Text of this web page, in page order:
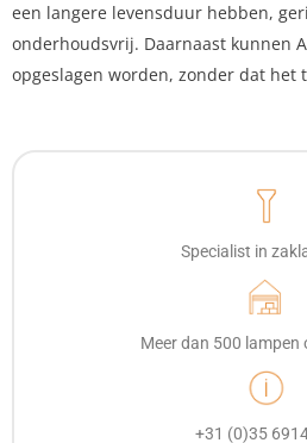
een langere levensduur hebben,
onderhoudsvrij. Daarnaast kunnen
opgeslagen worden, zonder dat het
Specialist in
Meer dan 500 lampen
+31 (0)35